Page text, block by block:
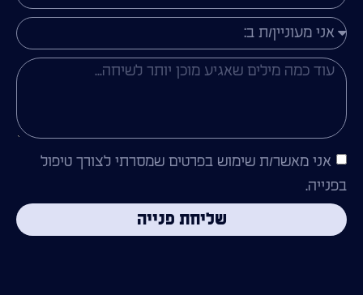
אני מאשר/ת שימוש בפרטים שמסרתי לצורך טיפול
בפנייה.
שליחת פנייה